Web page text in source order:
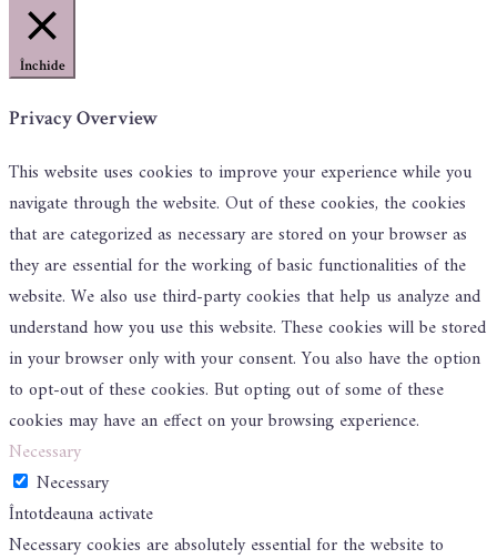
Închide
Privacy Overview
This website uses cookies to improve your experience while you
navigate through the website. Out of these cookies, the cookies
that are categorized as necessary are stored on your browser as
they are essential for the working of basic functionalities of the
website. We also use third-party cookies that help us analyze and
understand how you use this website. These cookies will be stored
in your browser only with your consent. You also have the option
to opt-out of these cookies. But opting out of some of these
cookies may have an effect on your browsing experience.
Necessary
Necessary
Întotdeauna activate
Necessary cookies are absolutely essential for the website to